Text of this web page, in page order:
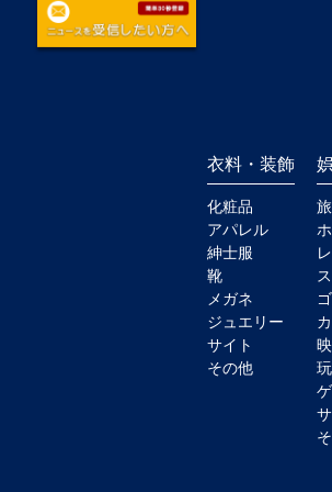
衣料・装飾
化粧品
アパレル
紳士服
靴
メガネ
ジュエリー
サイト
その他